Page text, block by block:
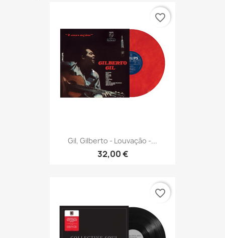
Gil, Gilberto - Louvação -...
32,00 €
favorite_border
favorite_border